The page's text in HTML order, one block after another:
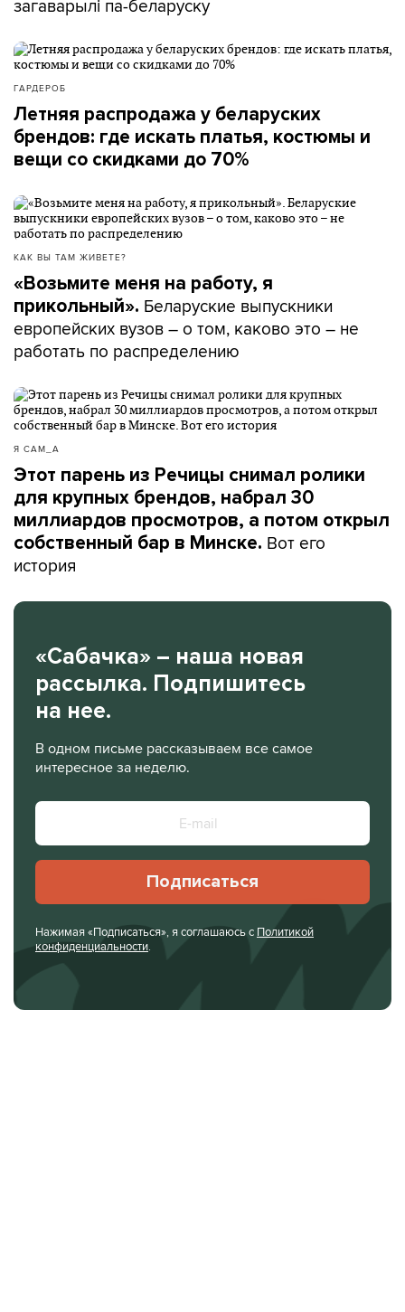
загаварылі па-беларуску
ГАРДЕРОБ
Летняя распродажа у беларуских
брендов: где искать платья, костюмы и
вещи со скидками до 70%
КАК ВЫ ТАМ ЖИВЕТЕ?
«Возьмите меня на работу, я
прикольный». Беларуские выпускники
европейских вузов – о том, каково это – не
работать по распределению
Я САМ_А
Этот парень из Речицы снимал ролики
для крупных брендов, набрал 30
миллиардов просмотров, а потом открыл
собственный бар в Минске. Вот его
история
«Сабачка» – наша новая
рассылка. Подпишитесь
на нее.
В одном письме рассказываем все самое
интересное за неделю.
Подписаться
Нажимая «Подписаться», я соглашаюсь с Политикой
конфиденциальности.